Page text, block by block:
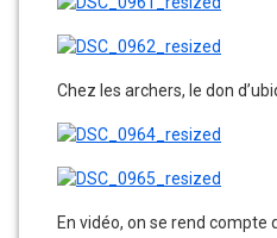
Chez les archers, le don
En vidéo, on se rend compte